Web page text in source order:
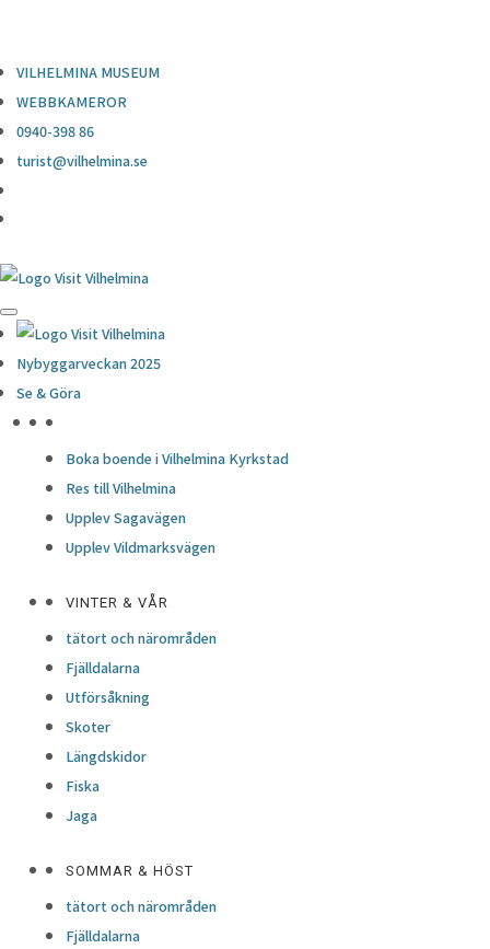
VILHELMINA MUSEUM
WEBBKAMEROR
0940-398 86
turist@vilhelmina.se
Nybyggarveckan 2025
Se & Göra
Boka boende i Vilhelmina Kyrkstad
Res till Vilhelmina
Upplev Sagavägen
Upplev Vildmarksvägen
VINTER & VÅR
tätort och närområden
Fjälldalarna
Utförsåkning
Skoter
Längdskidor
Fiska
Jaga
SOMMAR & HÖST
tätort och närområden
Fjälldalarna